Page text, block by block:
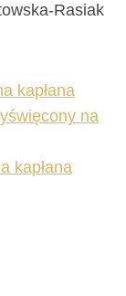
Rasiak
kapłana
na
kapłana